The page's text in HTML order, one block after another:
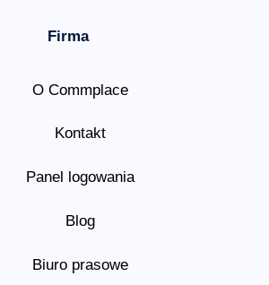
Firma
O Commplace
Kontakt
Panel logowania
Blog
Biuro prasowe